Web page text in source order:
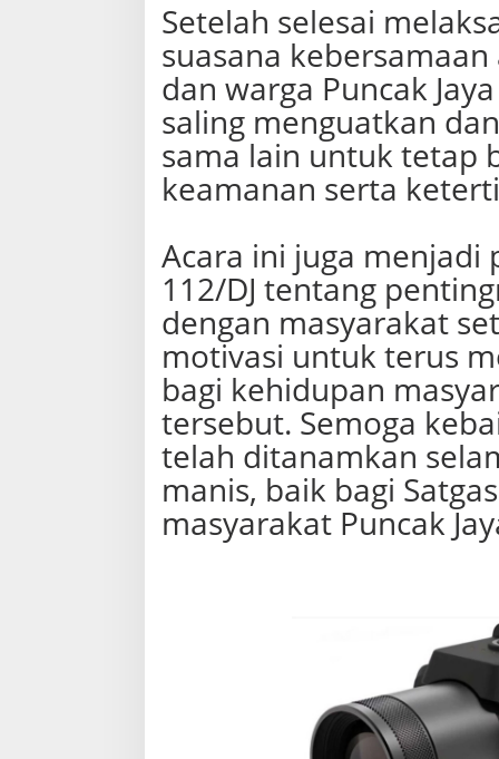
‎Setelah selesai
suasana kebersamaan
dan warga Puncak
saling menguatkan
sama lain untuk tetap
keamanan serta
‎Acara ini juga menjadi
112/DJ tentang
dengan masyarakat
motivasi untuk terus
bagi kehidupan
tersebut. Semoga
telah ditanamkan
manis, baik bagi
masyarakat Puncak